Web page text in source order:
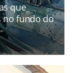
que
no fundo do